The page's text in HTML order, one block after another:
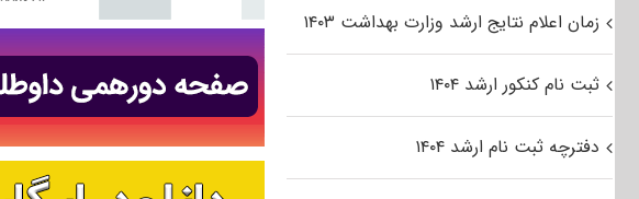
زمان اعلام نتایج ارشد وزارت بهداشت ۱۴۰۳
ثبت نام کنکور ارشد ۱۴۰۴
دفترچه ثبت نام ارشد ۱۴۰۴